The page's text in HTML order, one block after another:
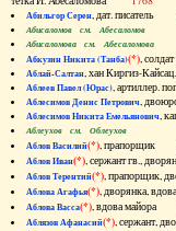
Абильгор Серен, дат. писатель
Абисаломов см. Абесаломов
Абисаломова см. Абесаломова
Абкузин Никита (Танба)(*),
Аблай-Салтан, хан Киргиз-
Аблеев Павел (Юрас), артиллер.
Аблесимов Денис Петрович,
Аблесимов Никита Емельянович,
Аблеухов см. Облеухов
Аблов Василий(*), прапорщик
Аблов Иван(*), сержант гв.,
Аблов Терентий(*), прапорщик,
Аблова Агафья(*), дворянка,
Аблова Васса(*), вдова майора
Аблязов Афанасий(*), сержант,